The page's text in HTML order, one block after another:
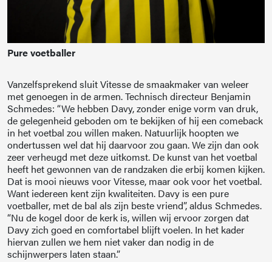
Pure voetballer
Vanzelfsprekend sluit Vitesse de smaakmaker van weleer
met genoegen in de armen. Technisch directeur Benjamin
Schmedes: “We hebben Davy, zonder enige vorm van druk,
de gelegenheid geboden om te bekijken of hij een comeback
in het voetbal zou willen maken. Natuurlijk hoopten we
ondertussen wel dat hij daarvoor zou gaan. We zijn dan ook
zeer verheugd met deze uitkomst. De kunst van het voetbal
heeft het gewonnen van de randzaken die erbij komen kijken.
Dat is mooi nieuws voor Vitesse, maar ook voor het voetbal.
Want iedereen kent zijn kwaliteiten. Davy is een pure
voetballer, met de bal als zijn beste vriend”, aldus Schmedes.
“Nu de kogel door de kerk is, willen wij ervoor zorgen dat
Davy zich goed en comfortabel blijft voelen. In het kader
hiervan zullen we hem niet vaker dan nodig in de
schijnwerpers laten staan.”